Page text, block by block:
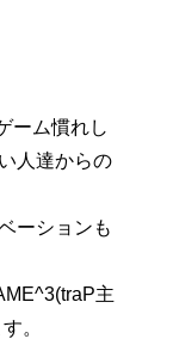
ーム慣れし
人達からの
ーションも
主
。